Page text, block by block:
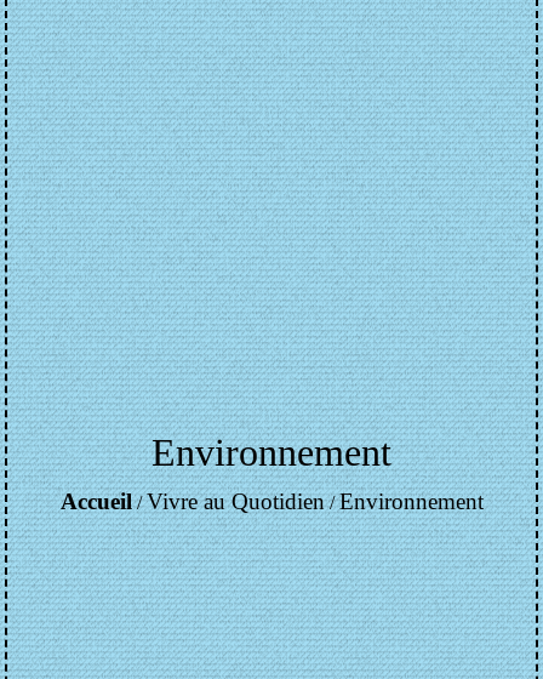
Environnement
Accueil/Vivre au Quotidien/Environnement